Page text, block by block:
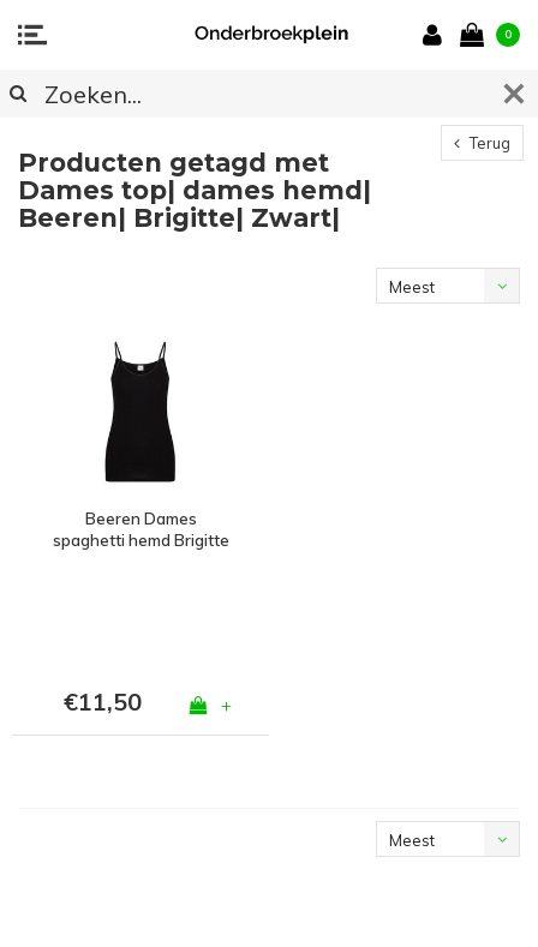
0
Terug
Producten getagd met
Dames top| dames hemd|
Beeren| Brigitte| Zwart|
Meest
Beeren Dames
spaghetti hemd Brigitte
€11,50 +
Meest